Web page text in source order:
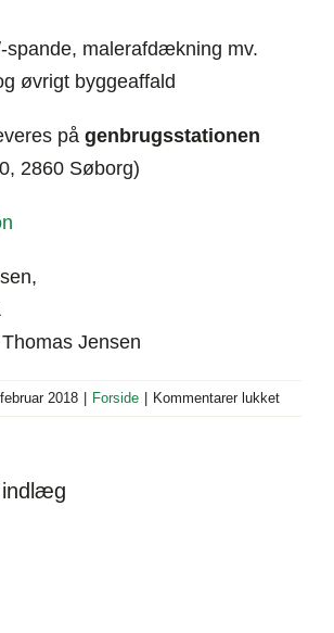
spande, malerafdækning mv.
øvrigt byggeaffald
på genbrugsstationen
2860 Søborg)
Jensen
2018 Forside Kommentarer lukkettil